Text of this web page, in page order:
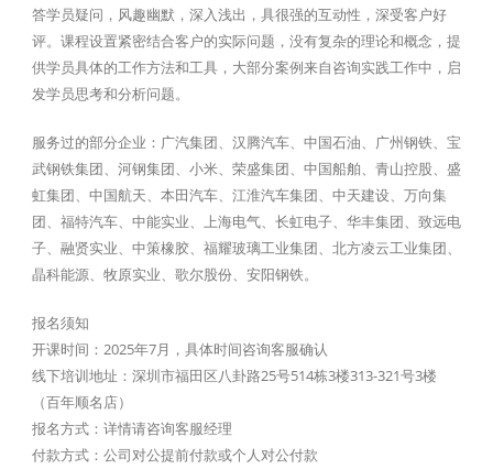
答学员疑问，风趣幽默，深入浅出，具很强的互动性，深受客户好
评。课程设置紧密结合客户的实际问题，没有复杂的理论和概念，提
供学员具体的工作方法和工具，大部分案例来自咨询实践工作中，启
发学员思考和分析问题。
服务过的部分企业：广汽集团、汉腾汽车、中国石油、广州钢铁、宝
武钢铁集团、河钢集团、小米、荣盛集团、中国船舶、青山控股、盛
虹集团、中国航天、本田汽车、江淮汽车集团、中天建设、万向集
团、福特汽车、中能实业、上海电气、长虹电子、华丰集团、致远电
子、融贤实业、中策橡胶、福耀玻璃工业集团、北方凌云工业集团、
晶科能源、牧原实业、歌尔股份、安阳钢铁。
报名须知
开课时间：2025年7月，具体时间咨询客服确认
线下培训地址：深圳市福田区八卦路25号514栋3楼313-321号3楼
（百年顺名店）
报名方式：详情请咨询客服经理
付款方式：公司对公提前付款或个人对公付款